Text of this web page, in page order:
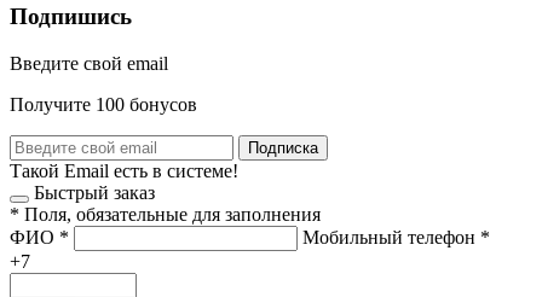
Подпишись
Введите свой email
Получите 100 бонусов
Подписка
Такой Email есть в системе!
Быстрый заказ
* Поля, обязательные для заполнения
ФИО * Мобильный телефон *
+7